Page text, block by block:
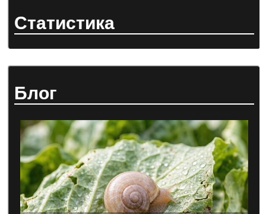
Статистика
Блог